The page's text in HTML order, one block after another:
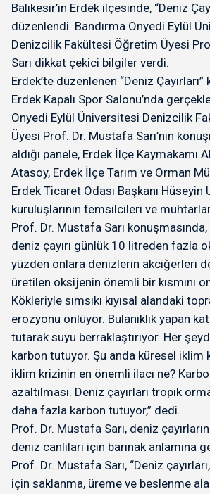
Balıkesir’in Erdek ilçesinde, “Deniz
düzenlendi. Bandırma Onyedi Eylül
Denizcilik Fakültesi Öğretim Üyesi
Sarı dikkat çekici bilgiler verdi.
Erdek’te düzenlenen “Deniz
Erdek Kapalı Spor Salonu’nda
Onyedi Eylül Üniversitesi Denizcilik
Üyesi Prof. Dr. Mustafa Sarı’nın
aldığı panele, Erdek İlçe Kaymakamı
Atasoy, Erdek İlçe Tarım ve Orman
Erdek Ticaret Odası Başkanı Hüseyin
kuruluşlarının temsilcileri ve muhtarlar
Prof. Dr. Mustafa Sarı
deniz çayırı günlük 10 litreden fazla
yüzden onlara denizlerin akciğerleri
üretilen oksijenin önemli bir kısmını
Kökleriyle sımsıkı kıyısal alandaki
erozyonu önlüyor. Bulanıklık yapan
tutarak suyu berraklaştırıyor. Her
karbon tutuyor. Şu anda küresel iklim
iklim krizinin en önemli ilacı ne?
azaltılması. Deniz çayırları tropik
daha fazla karbon tutuyor,” dedi.
Prof. Dr. Mustafa Sarı, deniz
deniz canlıları için barınak anlamına
Prof. Dr. Mustafa Sarı, “Deniz
için saklanma, üreme ve beslenme